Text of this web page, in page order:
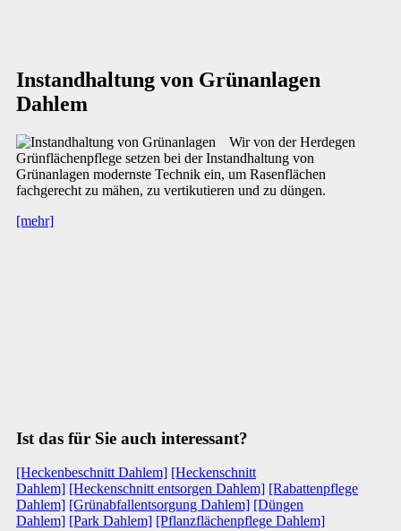
Instandhaltung von Grünanlagen
Dahlem
Wir von der Herdegen
Grünflächenpflege setzen bei der Instandhaltung von
Grünanlagen modernste Technik ein, um Rasenflächen
fachgerecht zu mähen, zu vertikutieren und zu düngen.
[mehr]
Ist das für Sie auch interessant?
[Heckenbeschnitt Dahlem] [Heckenschnitt
Dahlem] [Heckenschnitt entsorgen Dahlem] [Rabattenpflege
Dahlem] [Grünabfallentsorgung Dahlem] [Düngen
Dahlem] [Park Dahlem] [Pflanzflächenpflege Dahlem]